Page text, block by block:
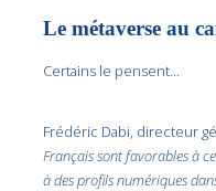
Le métaverse au
Certains le pensent…
Frédéric Dabi, directeur
Français sont favorables à
à des profils numériques